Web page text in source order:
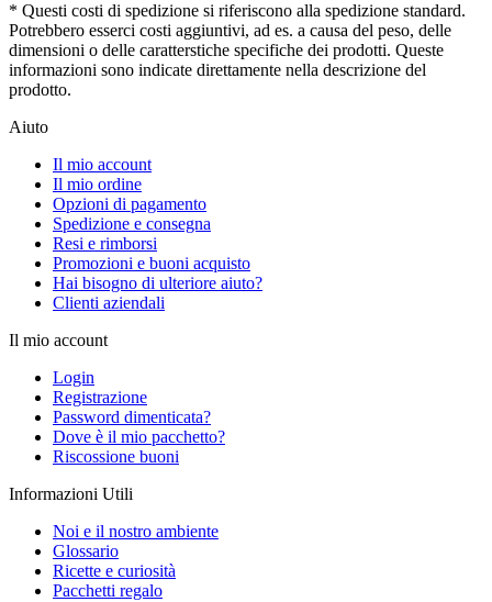
* Questi costi di spedizione si riferiscono alla spedizione standard.
Potrebbero esserci costi aggiuntivi, ad es. a causa del peso, delle
dimensioni o delle caratterstiche specifiche dei prodotti. Queste
informazioni sono indicate direttamente nella descrizione del
prodotto.
Aiuto
Il mio account
Il mio ordine
Opzioni di pagamento
Spedizione e consegna
Resi e rimborsi
Promozioni e buoni acquisto
Hai bisogno di ulteriore aiuto?
Clienti aziendali
Il mio account
Login
Registrazione
Password dimenticata?
Dove è il mio pacchetto?
Riscossione buoni
Informazioni Utili
Noi e il nostro ambiente
Glossario
Ricette e curiosità
Pacchetti regalo